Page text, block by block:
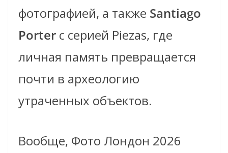
фотографией, а также Santiago
Porter с серией Piezas, где
личная память превращается
почти в археологию
утраченных объектов.
Вообще, Фото Лондон 2026